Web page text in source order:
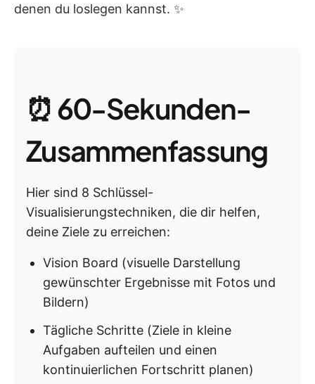
denen du loslegen kannst. ✨
⏰ 60-Sekunden-
Zusammenfassung
Hier sind 8 Schlüssel-
Visualisierungstechniken, die dir helfen,
deine Ziele zu erreichen:
Vision Board (visuelle Darstellung
gewünschter Ergebnisse mit Fotos und
Bildern)
Tägliche Schritte (Ziele in kleine
Aufgaben aufteilen und einen
kontinuierlichen Fortschritt planen)